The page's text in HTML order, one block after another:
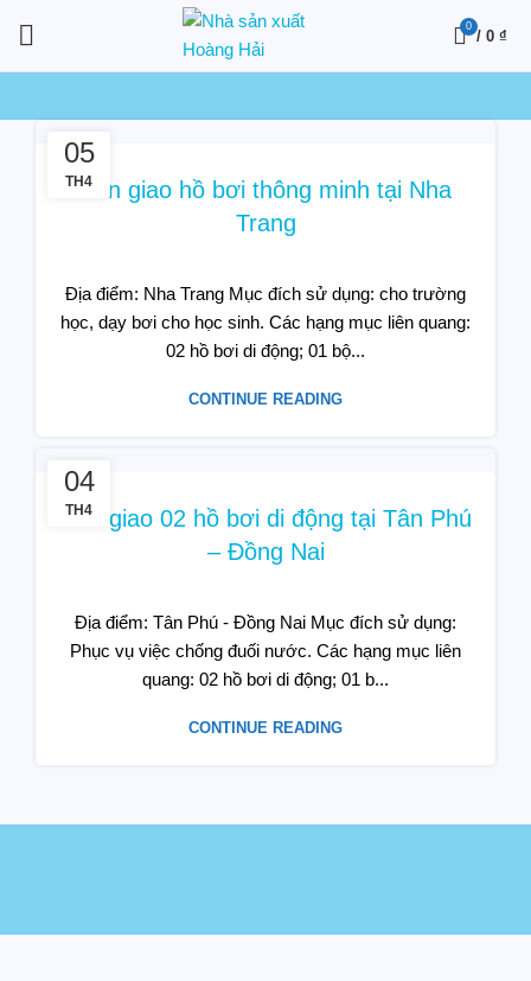
0
/ 0 ₫
05
TH4Bàn giao hồ bơi thông minh tại Nha
Trang
Địa điểm: Nha Trang Mục đích sử dụng: cho trường
học, dạy bơi cho học sinh. Các hạng mục liên quang:
02 hồ bơi di động; 01 bộ...
CONTINUE READING
04
TH4
Bào giao 02 hồ bơi di động tại Tân Phú
– Đồng Nai
Địa điểm: Tân Phú - Đồng Nai Mục đích sử dụng:
Phục vụ việc chống đuối nước. Các hạng mục liên
quang: 02 hồ bơi di động; 01 b...
CONTINUE READING